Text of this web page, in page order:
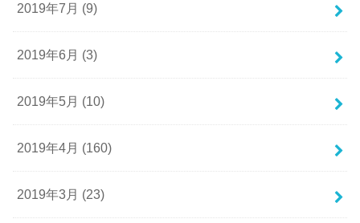
2019年7月 (9)
2019年6月 (3)
2019年5月 (10)
2019年4月 (160)
2019年3月 (23)